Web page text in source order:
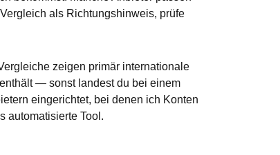
als Richtungshinweis, prüfe
zeigen primär internationale
— sonst landest du bei einem
eingerichtet, bei denen ich Konten
automatisierte Tool.